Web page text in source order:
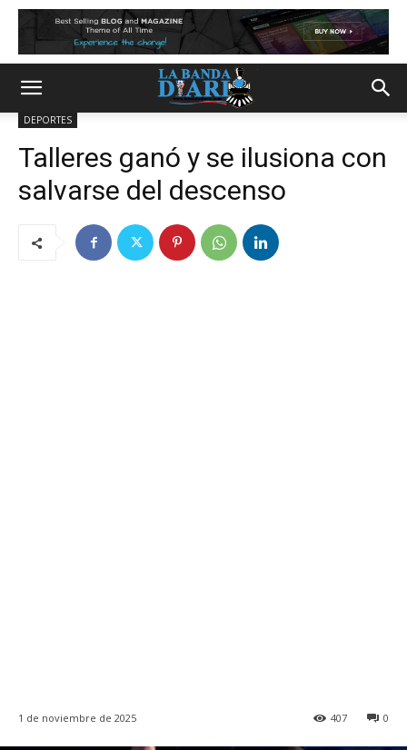
DEPORTES
Talleres ganó y se ilusiona con
salvarse del descenso
1 de noviembre de 2025 0
407